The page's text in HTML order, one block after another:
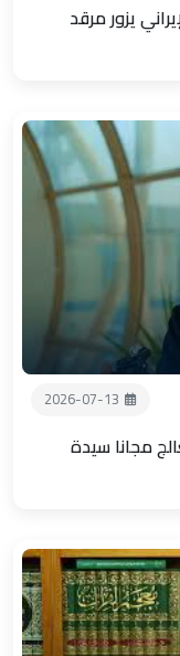
يزور مرقد
2026-07-13
مجانا سيدة